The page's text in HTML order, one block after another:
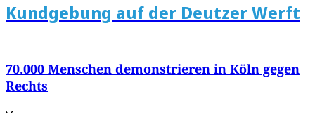
Kundgebung auf der Deutzer Werft
70.000 Menschen demonstrieren in Köln gegen
Rechts